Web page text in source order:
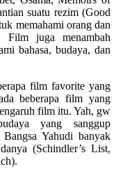
suatu rezim (Good
memahami orang dan
juga menambah
bahasa, budaya, dan
film favorite yang
beberapa film yang
film itu. Yah, gw
yang sanggup
Yahudi banyak
(Schindler’s List,